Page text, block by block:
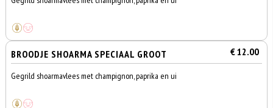
BROODJE SHOARMA SPECIAAL GROOT € 12.00
Gegrild shoarmavlees met champignon, paprika en ui